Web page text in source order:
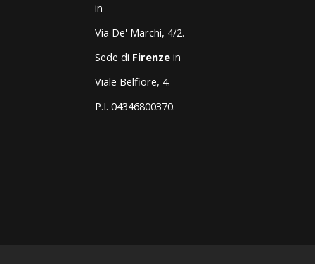
in
Via De' Marchi, 4/2.
Sede di Firenze in
Viale Belfiore, 4.
P.I. 04346800370.